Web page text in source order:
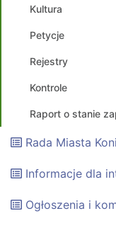
Kultura
Petycje
Rejestry
Kontrole
Raport o stanie
Rada Miasta
Informacje dla
Ogłoszenia i